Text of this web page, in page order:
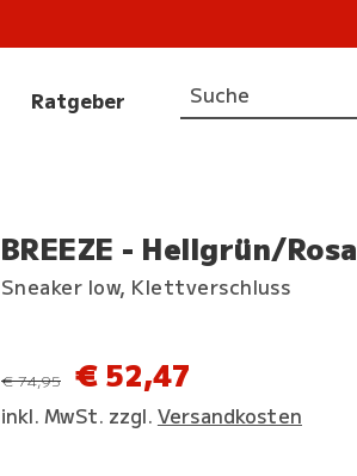
Ratgeber
BREEZE - Hellgrün/Rosa
Sneaker low, Klettverschluss
statt
€ 74,95 € 52,47
inkl. MwSt. zzgl. Versandkosten